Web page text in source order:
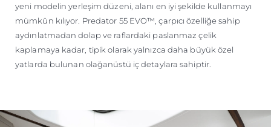
yeni modelin yerleşim düzeni, alanı en iyi şekilde kullanmayı
mümkün kılıyor. Predator 55 EVO™, çarpıcı özelliğe sahip
aydınlatmadan dolap ve raflardaki paslanmaz çelik
kaplamaya kadar, tipik olarak yalnızca daha büyük özel
yatlarda bulunan olağanüstü iç detaylara sahiptir.